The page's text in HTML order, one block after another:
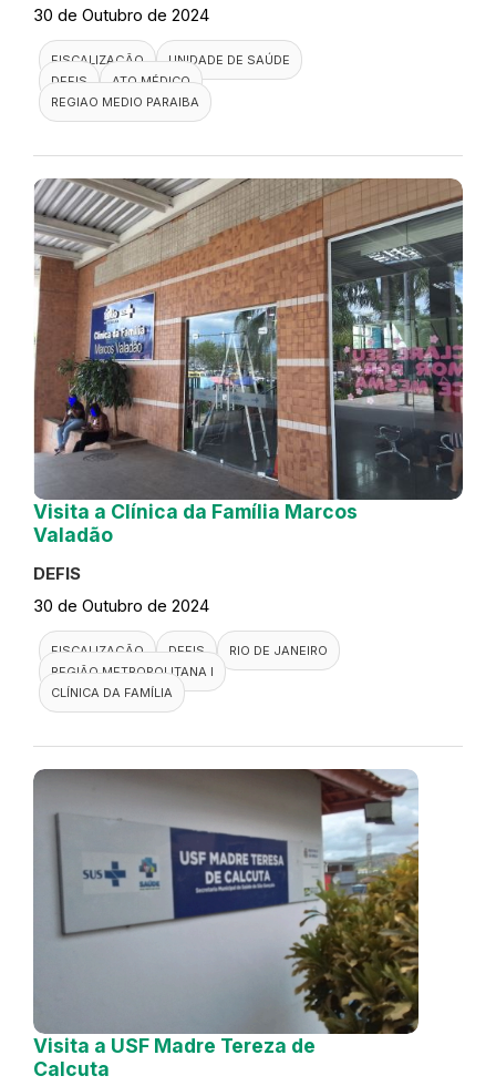
30 de Outubro de 2024
FISCALIZAÇÃO
UNIDADE DE SAÚDE
DEFIS
ATO MÉDICO
REGIAO MEDIO PARAIBA
Visita a Clínica da Família Marcos
Valadão
DEFIS
30 de Outubro de 2024
FISCALIZAÇÃO DEFIS
RIO DE JANEIRO
REGIÃO METROPOLITANA I
CLÍNICA DA FAMÍLIA
Visita a USF Madre Tereza de
Calcuta